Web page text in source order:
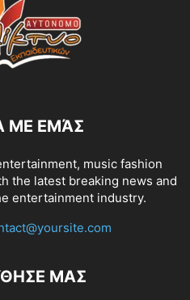
ΜΕ ΕΜΆΣ
music fashion
the latest breaking news and
entertainment industry.
ΜΑΣ